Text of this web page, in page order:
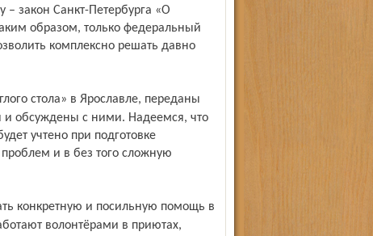
закон Санкт-Петербурга «О
образом, только федеральный
комплексно решать давно
и обсуждены с ними. Надеемся, что
учтено при подготовке
и в без того сложную
волонтёрами в приютах,